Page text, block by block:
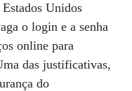
Unidos
o login e a senha
online para
das justificativas,
do